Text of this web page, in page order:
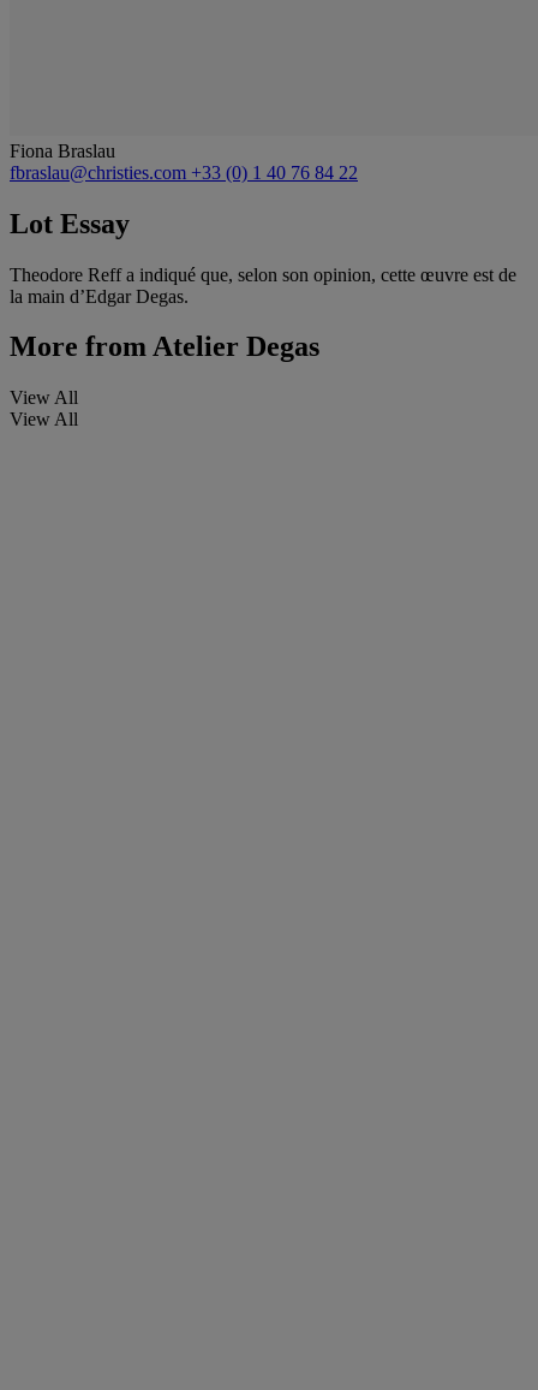
Fiona Braslau
fbraslau@christies.com +33 (0) 1 40 76 84 22
Lot Essay
Theodore Reff a indiqué que, selon son opinion, cette œuvre est de
la main d’Edgar Degas.
More fromAtelier Degas
View All
View All